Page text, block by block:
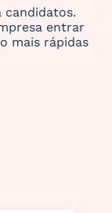
candidatos.
entrar
mais rápidas